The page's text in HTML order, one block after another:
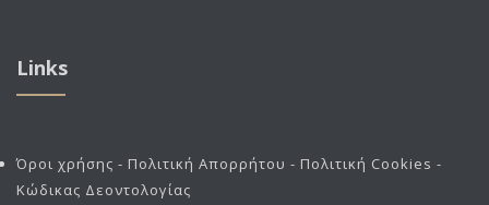
Links
Όροι χρήσης - Πολιτική Απορρήτου - Πολιτική Cookies -
Κώδικας Δεοντολογίας